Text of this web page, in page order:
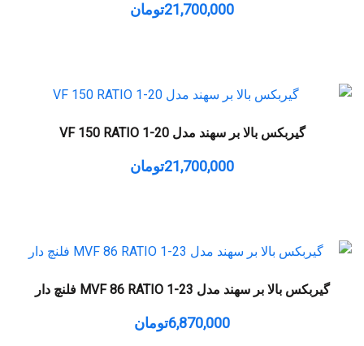
21,700,000تومان
گیربکس بالا بر سهند مدل VF 150 RATIO 1-20
21,700,000تومان
گیربکس بالا بر سهند مدل MVF 86 RATIO 1-23 فلنچ دار
6,870,000تومان